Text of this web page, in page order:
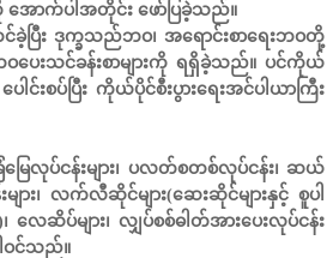
ကို အောက်ပါအတိုင်း ဖော်ပြခဲ့သည်။
ြီး ဒုက္ခသည်ဘဝ၊ အရောင်းစာရေးဘဝတို့
ေးသင်ခန်းစာများကို ရရှိခဲ့သည်။ ပင်ကိုယ်
းစပ်ပြီး ကိုယ်ပိုင်စီးပွားရေးအင်ပါယာကြီး
ြေလုပ်ငန်းများ၊ ပလတ်စတစ်လုပ်ငန်း၊ ဆယ်
ား၊ လက်လီဆိုင်များ(ဆေးဆိုင်များနှင့် စူပါ
လေဆိပ်များ၊ လျှပ်စစ်ဓါတ်အားပေးလုပ်ငန်း
ါဝင်သည်။